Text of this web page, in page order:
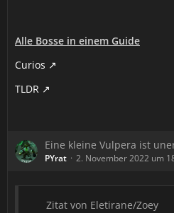
Alle Bosse in einem Guide
Curios
TLDR
Eine kleine Vulpera ist
PYrat 2. November 2022 um
Zitat von Eletirane/Zoey